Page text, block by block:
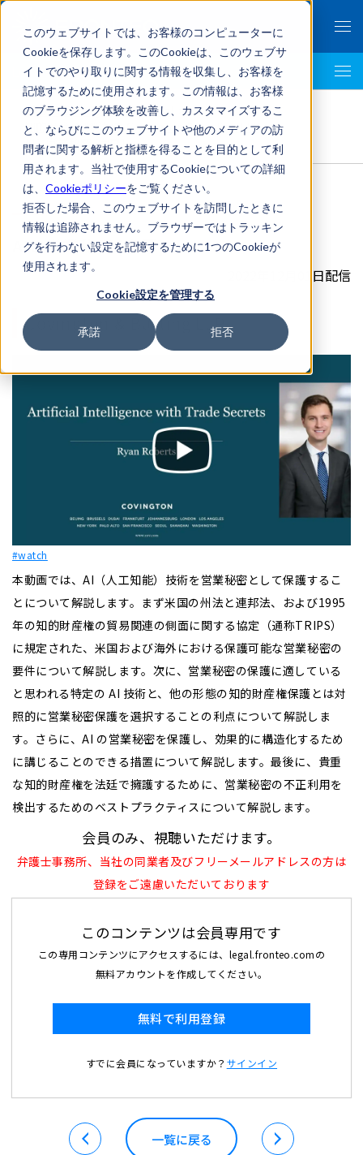
このウェブサイトでは、お客様のコンピューターに
Cookieを保存します。このCookieは、このウェブサ
イトでのやり取りに関する情報を収集し、お客様を
記憶するために使用されます。この情報は、お客様
のブラウジング体験を改善し、カスタマイズするこ
と、ならびにこのウェブサイトや他のメディアの訪
問者に関する解析と指標を得ることを目的として利
用されます。当社で使用するCookieについての詳細
は、 Cookieポリシーをご覧ください。
拒否した場合、このウェブサイトを訪問したときに
情報は追跡されません。ブラウザーではトラッキン
グを行わない設定を記憶するために1つのCookieが
使用されます。
Cookie設定を管理する
承諾 拒否
LegalTech AI Top
FRONTEO Legal Link Portal >
知的財産,国際法務, Covington & Burling LLP>
AIと営業秘密 [字幕]
AIと営業秘密 [字幕]
2022年12月01日配信
Covington & Burling LLP
#watch
本動画では、AI（人工知能）技術を営業秘密として保護するこ
とについて解説します。まず米国の州法と連邦法、および1995
年の知的財産権の貿易関連の側面に関する協定（通称TRIPS）
に規定された、米国および海外における保護可能な営業秘密の
要件について解説します。次に、営業秘密の保護に適している
と思われる特定の AI 技術と、他の形態の知的財産権保護とは対
照的に営業秘密保護を選択することの利点について解説しま
す。さらに、AI の営業秘密を保護し、効果的に構造化するため
に講じることのできる措置について解説します。最後に、貴重
な知的財産権を法廷で擁護するために、営業秘密の不正利用を
検出するためのベストプラクティスについて解説します。
会員のみ、視聴いただけます。
弁護士事務所、当社の同業者及びフリーメールアドレスの方は
登録をご遠慮いただいております
このコンテンツは会員専用です
この専用コンテンツにアクセスするには、legal.fronteo.comの
無料アカウントを作成してください。
無料で利用登録
すでに会員になっていますか？ サインイン
一覧に戻る